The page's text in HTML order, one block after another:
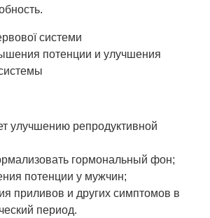
потенции и улучшения
улучшению репродуктивной
гормональный фон;
потенции у мужчин;
приливов и других симптомов в
период.